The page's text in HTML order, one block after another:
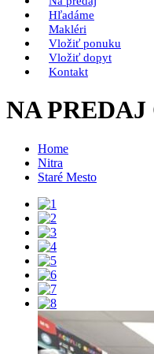
Hľadáme
Makléri
Vložiť ponuku
Vložiť dopyt
Kontakt
NA
Home
Nitra
Staré Mesto